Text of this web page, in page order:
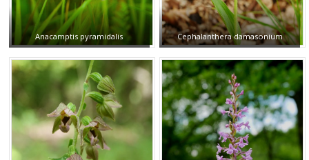
Anacamptis pyramidalis Cephalanthera damasonium